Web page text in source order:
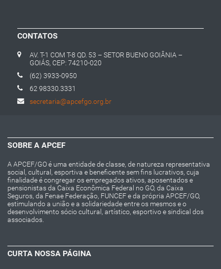
CONTATOS
AV. T-1 COM T-8 QD. 53 – SETOR BUENO GOIÂNIA –
GOIÁS, CEP: 74210-020
(62) 3933-0950
62 98330.3331
secretaria@apcefgo.org.br
SOBRE A APCEF
A APCEF/GO é uma entidade de classe, de natureza representativa
social, cultural, esportiva e beneficente sem fins lucrativos, cuja
finalidade é congregar os empregados ativos, aposentados e
pensionistas da Caixa Econômica Federal no GO, da Caixa
Seguros, da Fenae Federação, FUNCEF e da própria APCEF/GO,
estimulando a união e a solidariedade entre os mesmos e o
desenvolvimento sócio cultural, artístico, esportivo e sindical dos
associados.
CURTA NOSSA PÁGINA